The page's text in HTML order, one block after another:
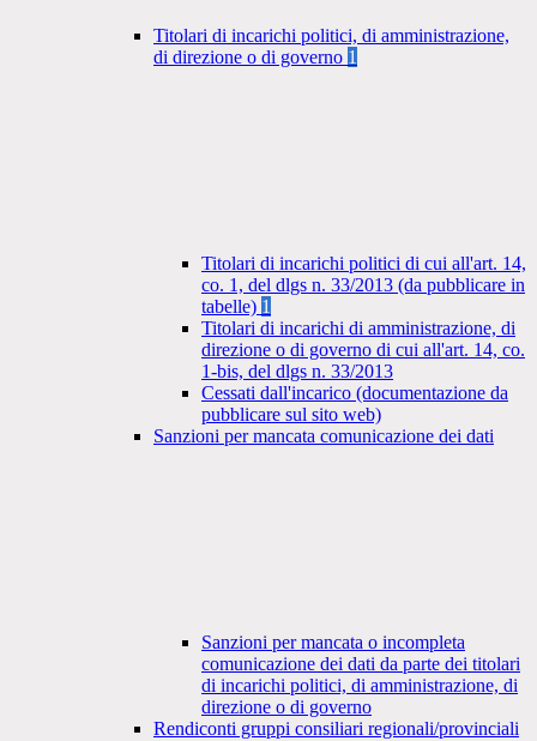
Titolari di incarichi politici, di amministrazione,
di direzione o di governo 1
Titolari di incarichi politici di cui all'art. 14,
co. 1, del dlgs n. 33/2013 (da pubblicare in
tabelle) 1
Titolari di incarichi di amministrazione, di
direzione o di governo di cui all'art. 14, co.
1-bis, del dlgs n. 33/2013
Cessati dall'incarico (documentazione da
pubblicare sul sito web)
Sanzioni per mancata comunicazione dei dati
Sanzioni per mancata o incompleta
comunicazione dei dati da parte dei titolari
di incarichi politici, di amministrazione, di
direzione o di governo
Rendiconti gruppi consiliari regionali/provinciali